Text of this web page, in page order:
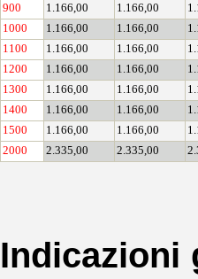
900
1.166,00 1.166,00
1000
1.166,00 1.166,00
1100
1.166,00 1.166,00
1200
1.166,00 1.166,00
1300
1.166,00 1.166,00
1400
1.166,00 1.166,00
1500
1.166,00 1.166,00
2000
2.335,00 2.335,00
Indicazioni